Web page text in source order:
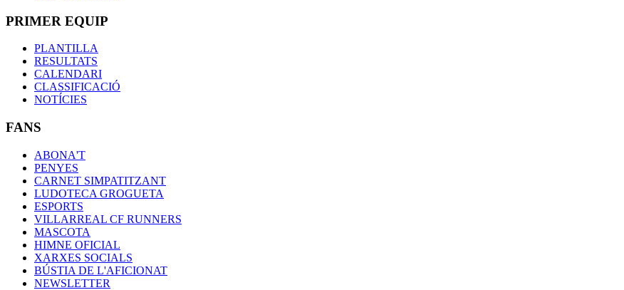
PRIMER EQUIP
PLANTILLA
RESULTATS
CALENDARI
CLASSIFICACIÓ
NOTÍCIES
FANS
ABONA'T
PENYES
CARNET SIMPATITZANT
LUDOTECA GROGUETA
ESPORTS
VILLARREAL CF RUNNERS
MASCOTA
HIMNE OFICIAL
XARXES SOCIALS
BÚSTIA DE L'AFICIONAT
NEWSLETTER